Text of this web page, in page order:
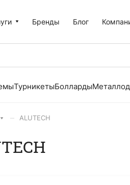
Бренды Блог
ТурникетыБолларды
ALUTECH